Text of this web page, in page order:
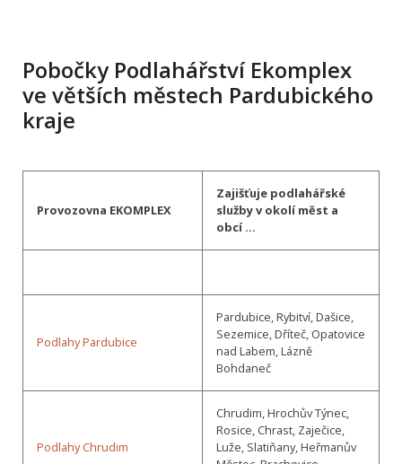
Pobočky Podlahářství Ekomplex
ve větších městech Pardubického
kraje
Provozovna EKOMPLEX
Zajišťuje podlahářské
služby v okolí měst a
obcí …
Podlahy Pardubice
Pardubice, Rybitví, Dašice,
Sezemice, Dříteč, Opatovice
nad Labem, Lázně
Bohdaneč
Podlahy Chrudim
Chrudim, Hrochův Týnec,
Rosice, Chrast, Zaječice,
Luže, Slatiňany, Heřmanův